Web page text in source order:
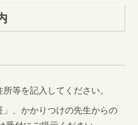
等を記入してください。
」、かかりつけの先生からの